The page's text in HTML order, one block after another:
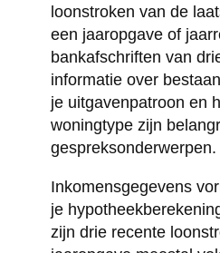
loonstroken van de
een jaaropgave of
bankafschriften van
informatie over
je uitgavenpatroon en
woningtype zijn
gespreksonderwerpen.
Inkomensgegevens
je
zijn drie recente